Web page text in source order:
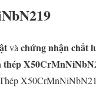
vàchứng nhận chất
thép